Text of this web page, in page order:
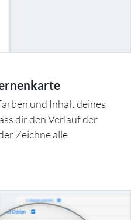
und Inhalt deines
dir den Verlauf der
Zeichne alle